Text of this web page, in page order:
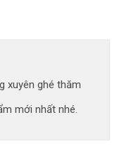
xuyên ghé thăm
mới nhất nhé.